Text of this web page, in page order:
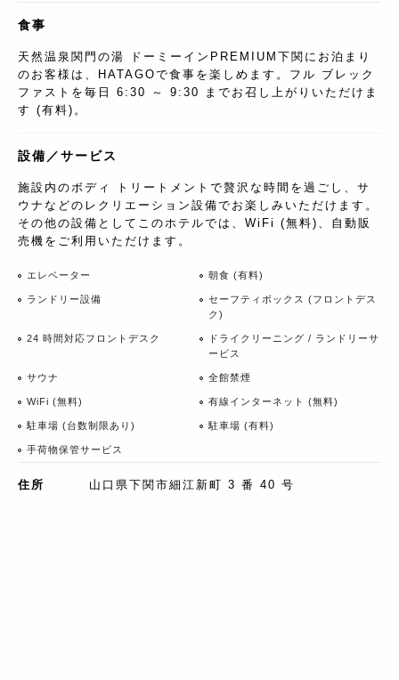
食事
天然温泉関門の湯 ドーミーインPREMIUM下関にお泊まり
のお客様は、HATAGOで食事を楽しめます。フル ブレック
ファストを毎日 6:30 ～ 9:30 までお召し上がりいただけま
す (有料)。
設備／サービス
施設内のボディ トリートメントで贅沢な時間を過ごし、サ
ウナなどのレクリエーション設備でお楽しみいただけます。
その他の設備としてこのホテルでは、WiFi (無料)、自動販
売機をご利用いただけます。
エレベーター 朝食 (有料)
ランドリー設備
セーフティボックス (フロントデス
ク)
24 時間対応フロントデスク
ドライクリーニング / ランドリーサ
ービス
サウナ 全館禁煙
WiFi (無料) 有線インターネット (無料)
駐車場 (台数制限あり) 駐車場 (有料)
手荷物保管サービス
住所 山口県下関市細江新町 3 番 40 号